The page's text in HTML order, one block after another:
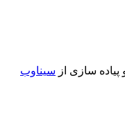
سازی از سیناوب